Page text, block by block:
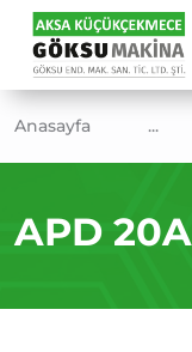
APD
Anasayfa ...